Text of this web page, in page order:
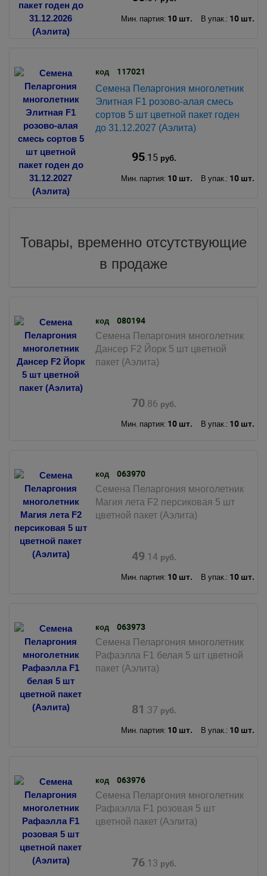
Мин. партия: 10 шт. В упак.: 10 шт.
код 117021
Семена Пеларгония многолетник
Элитная F1 розово-алая смесь
сортов 5 шт цветной пакет годен
до 31.12.2027 (Аэлита)
95.15руб.
Мин. партия: 10 шт. В упак.: 10 шт.
Товары, временно отсутствующие
в продаже
код 080194
Семена Пеларгония многолетник
Дансер F2 Йорк 5 шт цветной
пакет (Аэлита)
70.86 руб.
Мин. партия: 10 шт. В упак.: 10 шт.
код 063970
Семена Пеларгония многолетник
Магия лета F2 персиковая 5 шт
цветной пакет (Аэлита)
49.14руб.
Мин. партия: 10 шт. В упак.: 10 шт.
код 063973
Семена Пеларгония многолетник
Рафаэлла F1 белая 5 шт цветной
пакет (Аэлита)
81.37 руб.
Мин. партия: 10 шт. В упак.: 10 шт.
код 063976
Семена Пеларгония многолетник
Рафаэлла F1 розовая 5 шт
цветной пакет (Аэлита)
76.13 руб.